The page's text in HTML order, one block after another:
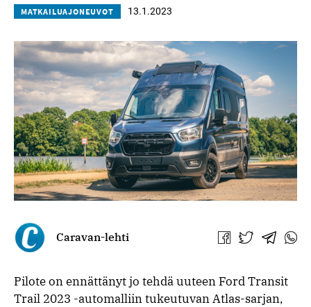
MATKAILUAJONEUVOT 13.1.2023
Caravan-lehti
Jaa Jaa Jaa Jaa
Pilote on ennättänyt jo tehdä uuteen Ford Transit
Trail 2023 -automalliin tukeutuvan Atlas-sarjan,